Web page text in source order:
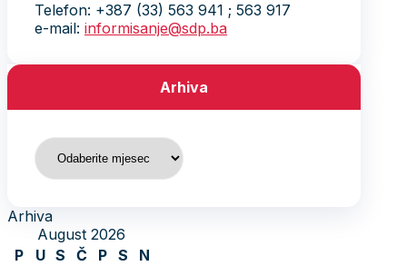
Telefon: +387 (33) 563 941 ; 563 917
e-mail: informisanje@sdp.ba
Arhiva
Arhiva
Arhiva
August 2026
P
U S Č P S
N